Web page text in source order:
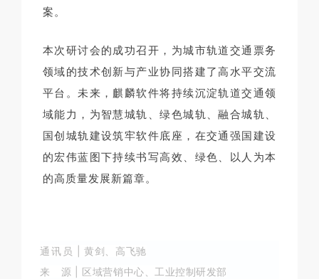
案。
本次研讨会的成功召开，为城市轨道交通票务
领域的技术创新与产业协同搭建了高水平交流
平台。未来，麒麟软件将持续沉淀轨道交通领
域能力，为智慧城轨、绿色城轨、融合城轨、
国创城轨建设筑牢软件底座，在交通强国建设
的宏伟蓝图下持续书写高效、绿色、以人为本
的高质量发展新篇章。
通讯员 |黄剑、 高飞驰
来 源
区域营销中心、 工业控制研发部